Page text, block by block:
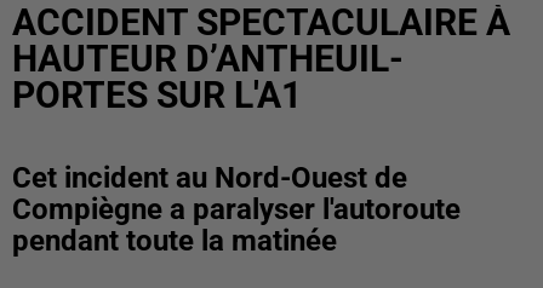
ACCIDENT SPECTACULAIRE À
HAUTEUR D’ANTHEUIL-
PORTES SUR L'A1
Cet incident au Nord-Ouest de
Compiègne a paralyser l'autoroute
pendant toute la matinée